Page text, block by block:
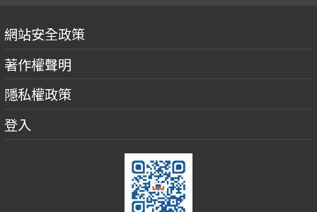
網站安全政策
著作權聲明
隱私權政策
登入